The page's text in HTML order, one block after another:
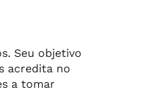
Seu objetivo
acredita no
a tomar